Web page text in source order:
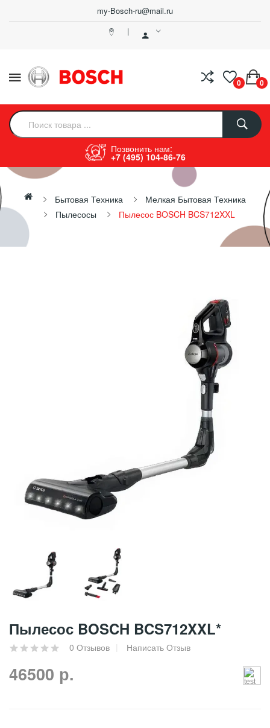
my-Bosch-ru@mail.ru
0 0
Позвонить нам:
+7 (495) 104-86-76
Бытовая Техника
Мелкая Бытовая Техника
Пылесосы
Пылесос BOSCH BCS712XXL
Пылесос BOSCH BCS712XXL*
0 Отзывов Написать Отзыв
46500 р.